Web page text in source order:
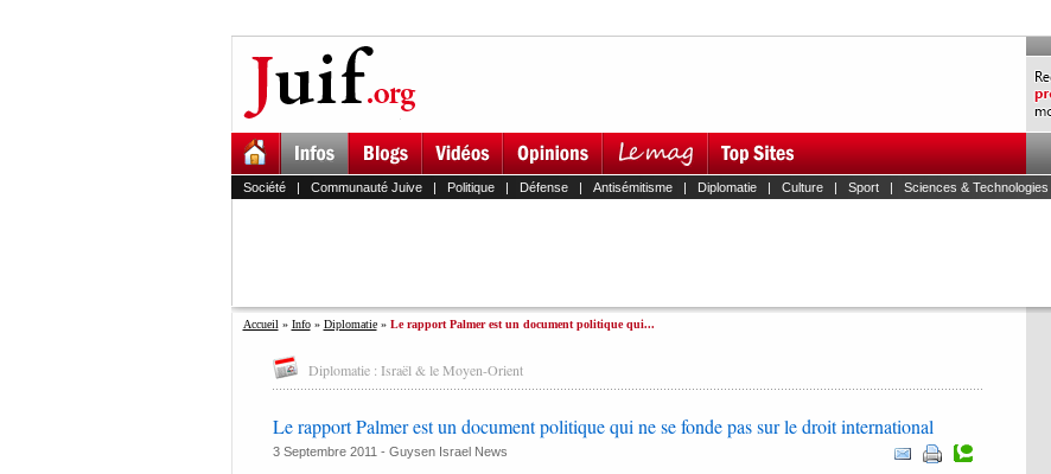
Société| Communauté Juive| Politique| Défense| Antisémitisme| Diplomatie| Culture| Sport| Sciences & Technologies
Accueil » Info» Diplomatie» Le rapport Palmer est un document politique qui...
Diplomatie : Israël & le Moyen-Orient
Le rapport Palmer est un document politique qui ne se fonde pas sur le droit international
3 Septembre 2011 - Guysen Israel News